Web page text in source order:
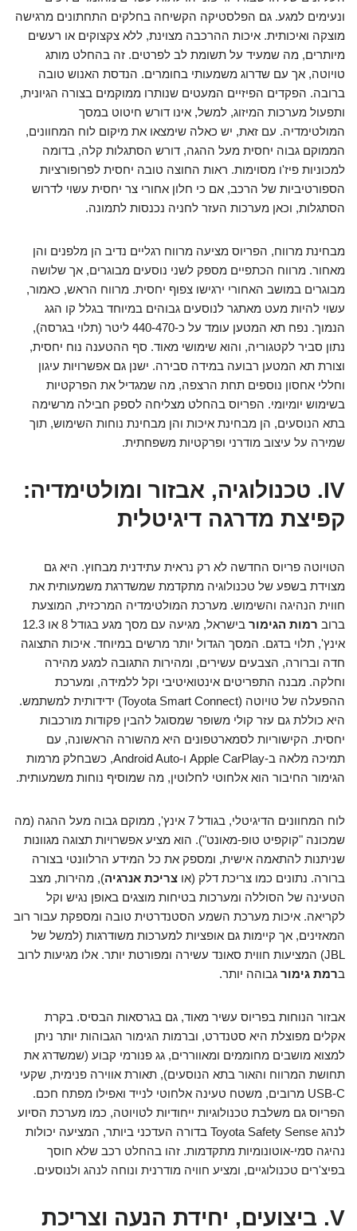
ונעימים למגע. גם הפלסטיקה הקשיחה בחלקים התחתונים מרגישה
מוצקה ואיכותית. איכות ההרכבה מצוינת, ללא צקצוקים או רעשים
מיותרים, מה שמעיד על תשומת לב לפרטים. זה בהחלט מותג
טויוטה, אך עם שדרוג משמעותי בחומרים. הנדסת האנוש טובה
ברובה. הפקדים הפיזיים המעטים שנותרו ממוקמים בצורה הגיונית,
ותפעול מערכות המיזוג, למשל, אינו דורש חיטוט במסך
המולטימדיה. עם זאת, יש כאלה שימצאו את מיקום לוח המחוונים,
הממוקם גבוה יחסית מעל ההגה, דורש הסתגלות קלה, בדומה
למכוניות פיז'ו מסוימות. ראות החוצה טובה יחסית לפרופורציות
הספורטיביות של הרכב, אם כי חלון אחורי צר יחסית עשוי לדרוש
הסתגלות, וכאן מערכות העזר לחניה נכנסות לתמונה.
מבחינת מרווח, הפריוס מציעה מרווח רגליים נדיב הן מלפנים והן
מאחור. מרווח הכתפיים מספק לשני נוסעים מבוגרים, אך שלושה
מבוגרים במושב האחורי ירגישו צפוף יחסית. מרווח הראש, כאמור,
עשוי להיות מעט מאתגר לנוסעים גבוהים במיוחד בגלל קו הגג
הנמוך. נפח תא המטען עומד על כ-440-470 ליטר (תלוי בגרסה),
נתון סביר לקטגוריה, והוא שימושי מאוד. סף ההטענה נוח יחסית,
וצורת תא המטען רבועה במידה סבירה. ישנן גם אפשרויות עיגון
וחללי אחסון נוספים תחת הרצפה, מה שמגדיל את הפרקטיות
בשימוש יומיומי. הפריוס בהחלט מצליחה לספק חבילה מרשימה
בתא הנוסעים, הן מבחינת איכות והן מבחינת נוחות השימוש, תוך
שמירה על עיצוב מודרני ופרקטיות משפחתית.
IV. טכנולוגיה, אבזור ומולטימדיה:
קפיצת מדרגה דיגיטלית
הטויוטה פריוס החדשה לא רק נראית עתידנית מבחוץ. היא גם
מצוידת בשפע של טכנולוגיה מתקדמת שמשדרגת משמעותית את
חווית הנהיגה והשימוש. מערכת המולטימדיה המרכזית, המוצעת
ברוב רמות הגימור
בישראל, מגיעה עם מסך מגע בגודל 8 או 12.3
אינץ', תלוי בדגם. המסך הגדול יותר מרשים במיוחד. איכות התצוגה
חדה וברורה, הצבעים עשירים, ומהירות התגובה למגע מהירה
וחלקה. מבנה התפריטים אינטואיטיבי וקל ללמידה, ומערכת
ההפעלה של טויוטה (Toyota Smart Connect) ידידותית למשתמש.
היא כוללת גם עזר קולי משופר שמסוגל להבין פקודות מורכבות
יחסית. הקישוריות לסמארטפונים היא מהשורה הראשונה, עם
תמיכה מלאה ב-Apple CarPlay ו-Android Auto, כשבחלק מרמות
הגימור החיבור הוא אלחוטי לחלוטין, מה שמוסיף נוחות משמעותית.
לוח המחוונים הדיגיטלי, בגודל 7 אינץ', ממוקם גבוה מעל ההגה (מה
שמכונה "קוקפיט טופ-מאונט"). הוא מציע אפשרויות תצוגה מגוונות
שניתנות להתאמה אישית, ומספק את כל המידע הרלוונטי בצורה
ברורה. נתונים כמו צריכת דלק (או צריכת אנרגיה), מהירות, מצב
הטעינה של הסוללה ומערכות בטיחות מוצגים באופן נגיש וקל
לקריאה. איכות מערכת השמע הסטנדרטית טובה ומספקת עבור רוב
המאזינים, אך קיימות גם אופציות למערכות משודרגות (למשל של
JBL) המציעות חווית סאונד עשירה ומפורטת יותר. אלו מגיעות לרוב
ברמת גימור גבוהה יותר.
אבזור הנוחות בפריוס עשיר מאוד, גם בגרסאות הבסיס. בקרת
אקלים מפוצלת היא סטנדרט, וברמות הגימור הגבוהות יותר ניתן
למצוא מושבים מחוממים ומאווררים, גג פנורמי קבוע (שמשדרג את
תחושת המרווח והאור בתא הנוסעים), תאורת אווירה פנימית, שקעי
USB-C מרובים, משטח טעינה אלחוטי לנייד ואפילו מפתח חכם.
הפריוס גם משלבת טכנולוגיות ייחודיות לטויוטה, כמו מערכת הסיוע
לנהג Toyota Safety Sense בדורה העדכני ביותר, המציעה יכולות
נהיגה סמי-אוטונומיות מתקדמות. זהו בהחלט רכב שלא חוסך
בפיצ'רים טכנולוגיים, ומציע חוויה מודרנית ונוחה לנהג ולנוסעים.
V. ביצועים, יחידת הנעה וצריכת